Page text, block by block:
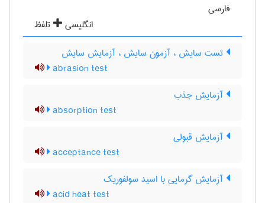
فارسی
انگلیسی
تلفظ
تست سایش ، آزمون سایش ، آزمایش سایش
abrasion test
آزمایش جذب
absorption test
آزمایش قبولی
acceptance test
آزمایش گرمایی با اسید سولفوریک
acid heat test